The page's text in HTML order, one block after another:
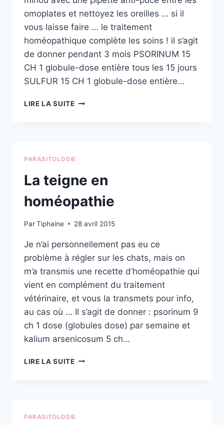
omoplates et nettoyez les oreilles … si il
vous laisse faire … le traitement
homéopathique complète les soins ! il s’agit
de donner pendant 3 mois PSORINUM 15
CH 1 globule-dose entière tous les 15 jours
SULFUR 15 CH 1 globule-dose entière…
LIRE LA SUITELA
PARASITOLOGIE
La teigne en
homéopathie
ParTiphaine 28 avril 2015
Je n’ai personnellement pas eu ce
problème à régler sur les chats, mais on
m’a transmis une recette d’homéopathie qui
vient en complément du traitement
vétérinaire, et vous la transmets pour info,
au cas où … Il s’agit de donner : psorinum 9
ch 1 dose (globules dose) par semaine et
kalium arsenicosum 5 ch…
LIRE LA SUITELA
PARASITOLOGIE